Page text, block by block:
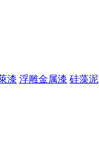
漆 浮雕金属漆 硅藻泥